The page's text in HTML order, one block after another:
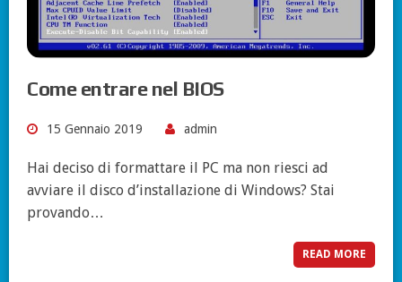
Come entrare nel BIOS
15 Gennaio 2019 admin
Hai deciso di formattare il PC ma non riesci ad
avviare il disco d’installazione di Windows? Stai
provando…
READ MORE